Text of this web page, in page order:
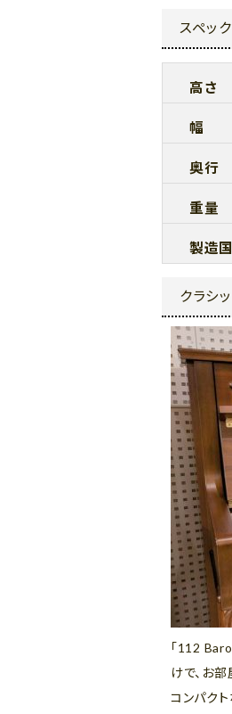
スペック
高さ
幅
奥行
重量
製造国
クラシ
「112
けで、お
コンパク